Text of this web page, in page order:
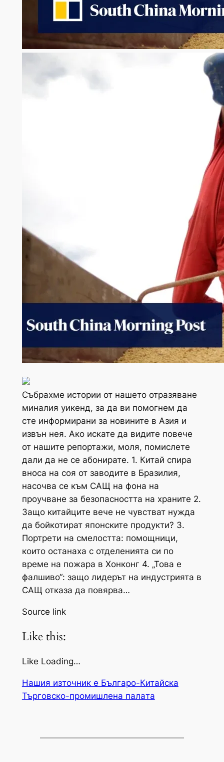
Събрахме истории от нашето отразяване
миналия уикенд, за да ви помогнем да
сте информирани за новините в Азия и
извън нея. Ако искате да видите повече
от нашите репортажи, моля, помислете
дали да не се абонирате. 1. Китай спира
вноса на соя от заводите в Бразилия,
насочва се към САЩ на фона на
проучване за безопасността на храните 2.
Защо китайците вече не чувстват нужда
да бойкотират японските продукти? 3.
Портрети на смелостта: помощници,
които останаха с отделенията си по
време на пожара в Хонконг 4. „Това е
фалшиво“: защо лидерът на индустрията в
САЩ отказа да повярва…
Source link
Like this:
Like Loading…
Нашия източник е Българо-Китайска
Търговско-промишлена палaта